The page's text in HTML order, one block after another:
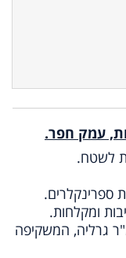
עמק חפר.
המשרדים כולל בתוכו גם כ- 150 מ"ר גרליה, המשקיפה